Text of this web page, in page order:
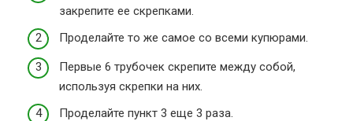
закрепите ее скрепками.
Проделайте то же самое со всеми купюрами.
Первые 6 трубочек скрепите между собой,
используя скрепки на них.
Проделайте пункт 3 еще 3 раза.